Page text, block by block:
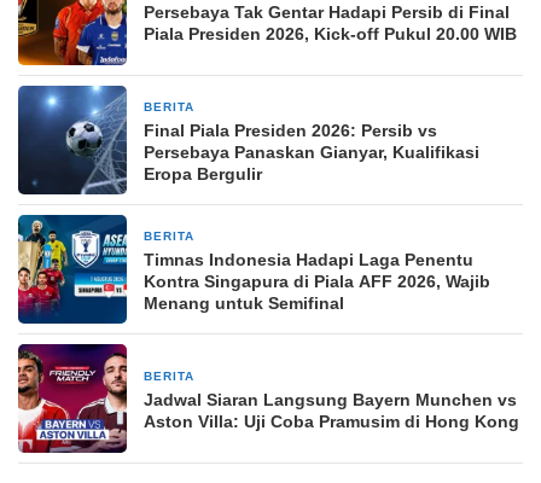
Persebaya Tak Gentar Hadapi Persib di Final
Piala Presiden 2026, Kick-off Pukul 20.00 WIB
BERITA
Final Piala Presiden 2026: Persib vs
Persebaya Panaskan Gianyar, Kualifikasi
Eropa Bergulir
BERITA
Timnas Indonesia Hadapi Laga Penentu
Kontra Singapura di Piala AFF 2026, Wajib
Menang untuk Semifinal
BERITA
Jadwal Siaran Langsung Bayern Munchen vs
Aston Villa: Uji Coba Pramusim di Hong Kong